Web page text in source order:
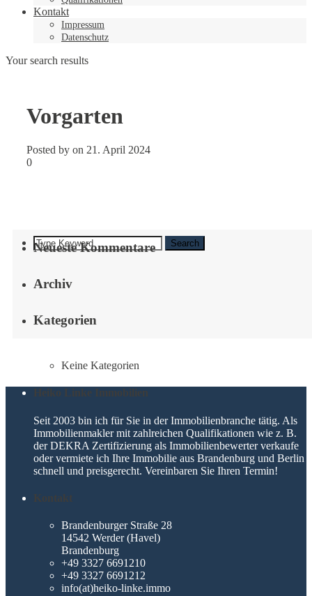
Kontakt
Impressum
Datenschutz
Your search results
Vorgarten
Posted by on 21. April 2024
0
Search
Neueste Kommentare
Archiv
Kategorien
Keine Kategorien
Heiko Linke Immobilien
Seit 2003 bin ich für Sie in der Immobilienbranche tätig. Als
Immobilienmakler mit zahlreichen Qualifikationen wie z. B.
der DEKRA Zertifizierung als Immobilienbewerter verkaufe
oder vermiete ich Ihre Immobilie aus Brandenburg und Berlin
schnell und preisgerecht. Vereinbaren Sie Ihren Termin!
Kontakt
Brandenburger Straße 28
14542 Werder (Havel)
Brandenburg
+49 3327 6691210
+49 3327 6691212
info(at)heiko-linke.immo